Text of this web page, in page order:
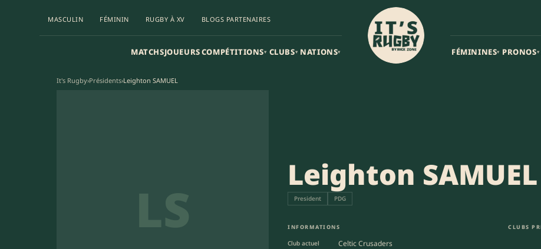
MASCULIN FÉMININ RUGBY À XV BLOGS PARTENAIRES
MATCHSJOUEURSCOMPÉTITIONS▾ CLUBS▾ NATIONS▾ FÉMININES▾ PRONOS▾
It's Rugby›Présidents›Leighton SAMUEL
LS
Leighton SAMUEL
President PDG
INFORMATIONS
Club actuel Celtic Crusaders
CLUBS